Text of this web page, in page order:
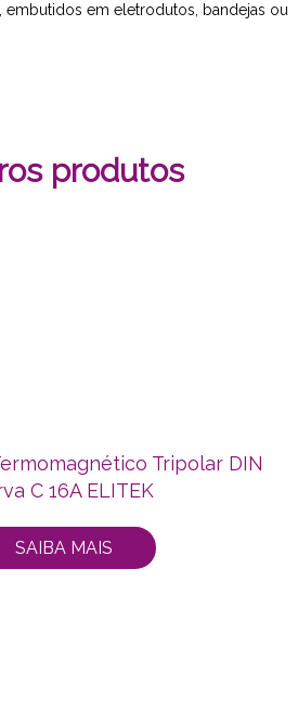
em eletrodutos, bandejas ou
produtos
Tripolar DIN
C 16A ELITEK
SAIBA MAIS